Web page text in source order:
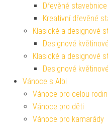
Dřevěné
Kreativní dřevěné
Klasické a designové
Designové
Klasické a designové
Designové
Vánoce s Albi
Vánoce pro celou
Vánoce pro děti
Vánoce pro kamarády